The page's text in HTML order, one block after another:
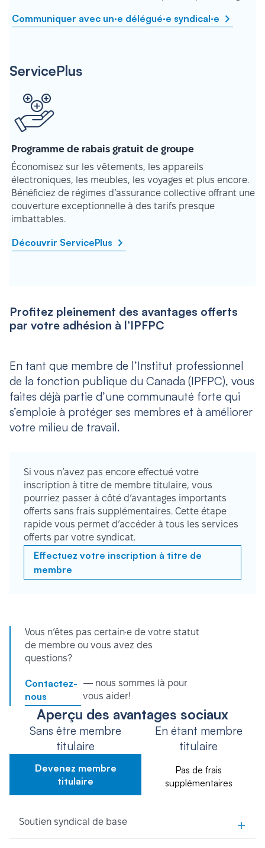
Communiquer avec un·e délégué·e syndical·e
ServicePlus
Programme de rabais gratuit de groupe
Économisez sur les vêtements, les appareils
électroniques, les meubles, les voyages et plus encore.
Bénéficiez de régimes d’assurance collective offrant une
couverture exceptionnelle à des tarifs presque
imbattables.
Découvrir ServicePlus
Profitez pleinement des avantages offerts
par votre adhésion à l’IPFPC
En tant que membre de l’Institut professionnel
de la fonction publique du Canada (IPFPC), vous
faites déjà partie d’une communauté forte qui
s’emploie à protéger ses membres et à améliorer
votre milieu de travail.
Si vous n’avez pas encore effectué votre
inscription à titre de membre titulaire, vous
pourriez passer à côté d’avantages importants
offerts sans frais supplémentaires. Cette étape
rapide vous permet d’accéder à tous les services
offerts par votre syndicat.
Effectuez votre inscription à titre de
membre
Vous n’êtes pas certain·e de votre statut
de membre ou vous avez des
questions?
Contactez-
nous
— nous sommes là pour
vous aider!
Aperçu des avantages sociaux
Sans être membre
titulaire
Devenez membre
titulaire
En étant membre
titulaire
Pas de frais
supplémentaires
Soutien syndical de base +